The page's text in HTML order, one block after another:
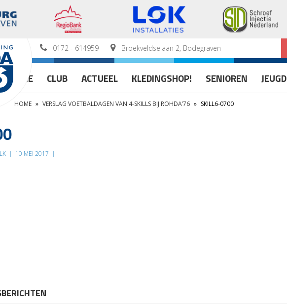
0172 - 614959 Broekveldselaan 2, Bodegraven
HOME CLUB ACTUEEL KLEDINGSHOP! SENIOREN JEUGD
HOME » VERSLAG VOETBALDAGEN VAN 4-SKILLS BIJ ROHDA’76 » SKILL6-0700
| 10 MEI 2017 |